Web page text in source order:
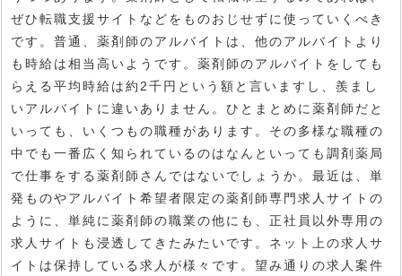
ぜひ転職支援サイトなどをものおじせずに使っていくべき
です。普通、薬剤師のアルバイトは、他のアルバイトより
も時給は相当高いようです。薬剤師のアルバイトをしても
らえる平均時給は約2千円という額と言いますし、羨まし
いアルバイトに違いありません。ひとまとめに薬剤師だと
いっても、いくつもの職種があります。その多様な職種の
中でも一番広く知られているのはなんといっても調剤薬局
で仕事をする薬剤師さんではないでしょうか。最近は、単
発ものやアルバイト希望者限定の薬剤師専門求人サイトの
ように、単純に薬剤師の職業の他にも、正社員以外専用の
求人サイトも浸透してきたみたいです。ネット上の求人サ
イトは保持している求人が様々です。望み通りの求人案件